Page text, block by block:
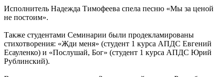
Исполнитель Надежда Тимофеева спела песню «Мы за ценой
не постоим».
Также студентами Семинарии были продекламированы
стихотворения: «Жди меня» (студент 1 курса АПДС Евгений
Есауленко) и «Послушай, Бог» (студент 1 курса АПДС Юрий
Рублинский).